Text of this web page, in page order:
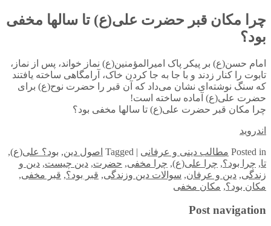
چرا مکان قبر حضرت علی(ع) تا سالها مخفی
بود؟
امام حسن(ع) بر پیکر پاک امیرالمؤمنین(ع) نماز خواند، پس از نماز،
تابوت را کنار زدند و با جا به جا کردن خاک، آرامگاهی ساخته یافتند
که سنگ نوشته‌ای نشان می‌داد که آن قبر را حضرت نوح(ع) برای
حضرت علی(ع) آماده ساخته است!
چرا مکان قبر حضرت علی(ع) تا سالها مخفی بود؟
اندروید
Posted in مطالب دینی و عرفانی |
Tagged اصول دین, بود؟ علی(ع),
تا, چرا بود؟, چرا علی(ع), چرا مخفی, حضرت, دین چیست, دین و
زندگی, دین و عرفان, سوالات دین وزندگی, قبر بود؟, قبر مخفی,
مکان بود؟, مکان مخفی
Post navigation